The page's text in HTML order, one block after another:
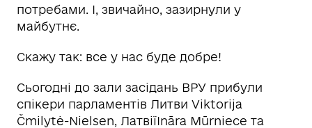
потребами. І, звичайно, зазирнули у
майбутнє.
Скажу так: все у нас буде добре!
Сьогодні до зали засідань ВРУ прибули
спікери парламентів Литви Viktorija
Čmilytė-Nielsen, ЛатвіїInāra Mūrniece та